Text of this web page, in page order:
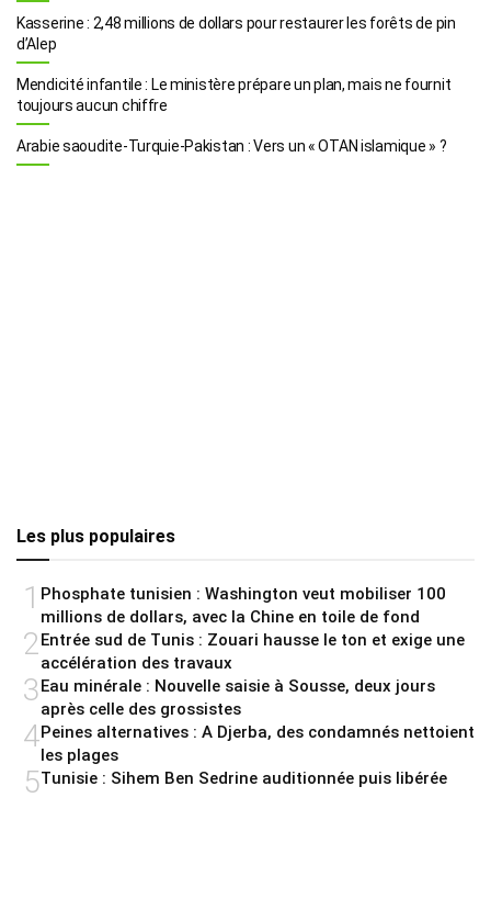
Kasserine : 2,48 millions de dollars pour restaurer les forêts de pin
d’Alep
Mendicité infantile : Le ministère prépare un plan, mais ne fournit
toujours aucun chiffre
Arabie saoudite-Turquie-Pakistan : Vers un « OTAN islamique » ?
Les plus populaires
1 Phosphate tunisien : Washington veut mobiliser 100
millions de dollars, avec la Chine en toile de fond
2Entrée sud de Tunis : Zouari hausse le ton et exige une
accélération des travaux
3Eau minérale : Nouvelle saisie à Sousse, deux jours
après celle des grossistes
4Peines alternatives : A Djerba, des condamnés nettoient
les plages
5Tunisie : Sihem Ben Sedrine auditionnée puis libérée